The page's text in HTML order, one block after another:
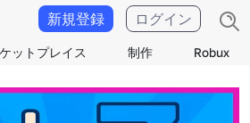
ットプレイス 制作 Robux
新規登録 ログイン